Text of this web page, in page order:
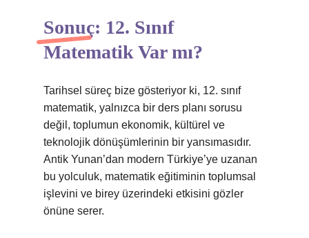
Sonuç: 12. Sınıf
Matematik Var mı?
Tarihsel süreç bize gösteriyor ki, 12. sınıf
matematik, yalnızca bir ders planı sorusu
değil, toplumun ekonomik, kültürel ve
teknolojik dönüşümlerinin bir yansımasıdır.
Antik Yunan’dan modern Türkiye’ye uzanan
bu yolculuk, matematik eğitiminin toplumsal
işlevini ve birey üzerindeki etkisini gözler
önüne serer.